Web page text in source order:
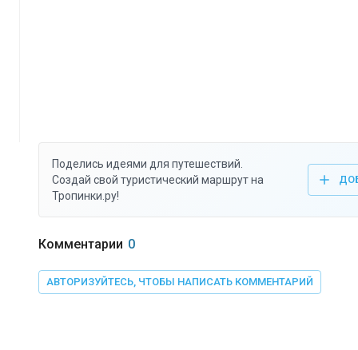
Поделись идеями для путешествий.
Создай свой туристический маршрут на
Тропинки.ру!
Комментарии 0
АВТОРИЗУЙТЕСЬ, ЧТОБЫ НАПИСАТЬ КОММЕНТАРИЙ